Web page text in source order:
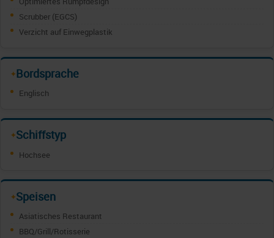
Scrubber (EGCS)
Verzicht auf Einwegplastik
✦Bordsprache
Englisch
✦Schiffstyp
Hochsee
✦Speisen
Asiatisches Restaurant
BBQ/Grill/Rotisserie